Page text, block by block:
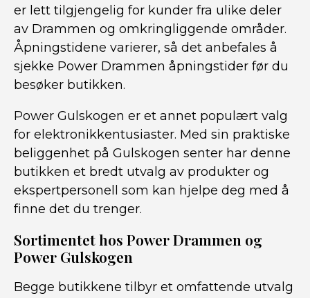
er lett tilgjengelig for kunder fra ulike deler
av Drammen og omkringliggende områder.
Åpningstidene varierer, så det anbefales å
sjekke Power Drammen åpningstider før du
besøker butikken.
Power Gulskogen er et annet populært valg
for elektronikkentusiaster. Med sin praktiske
beliggenhet på Gulskogen senter har denne
butikken et bredt utvalg av produkter og
ekspertpersonell som kan hjelpe deg med å
finne det du trenger.
Sortimentet hos Power Drammen og
Power Gulskogen
Begge butikkene tilbyr et omfattende utvalg